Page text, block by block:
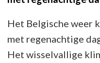
Het Belgische weer
met regenachtige
Het wisselvallige